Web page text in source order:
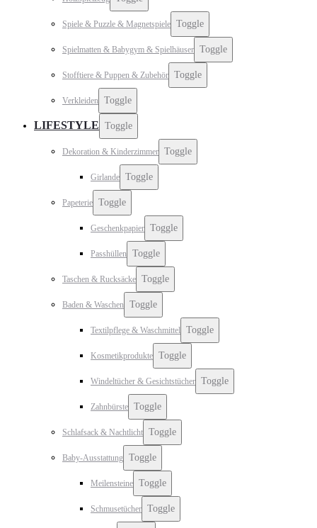
Spiele & Puzzle & Magnetspiele Toggle
Spielmatten & Babygym & Spielhäuser Toggle
Stofftiere & Puppen & Zubehör Toggle
Verkleiden Toggle
LIFESTYLE Toggle
Dekoration & Kinderzimmer Toggle
Girlande Toggle
Papeterie Toggle
Geschenkpapier Toggle
Passhüllen Toggle
Taschen & Rucksäcke Toggle
Baden & Waschen Toggle
Textilpflege & Waschmittel Toggle
Kosmetikprodukte Toggle
Windeltücher & Gesichtstücher Toggle
Zahnbürste Toggle
Schlafsack & Nachtlicht Toggle
Baby-Ausstattung Toggle
Meilensteine Toggle
Schmusetücher Toggle